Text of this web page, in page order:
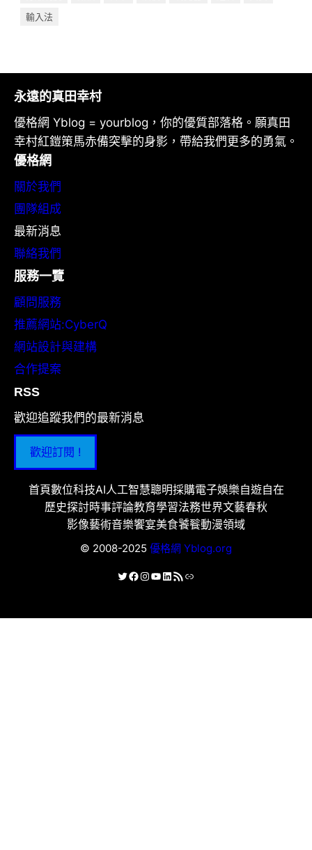
輸入法
永遠的真田幸村
優格網 Yblog = yourblog，你的優質部落格。願真田
幸村紅鎧策馬赤備突擊的身影，帶給我們更多的勇氣。
優格網
關於我們
團隊組成
最新消息
聯絡我們
服務一覽
顧問服務
推薦網站:CyberQ
網站設計與建構
合作提案
RSS
歡迎追蹤我們的最新消息
歡迎訂閱 !
首頁數位科技AI人工智慧聰明採購電子娛樂自遊自在
歷史探討時事評論教育學習法務世界文藝春秋
影像藝術音樂饗宴美食饕餮動漫領域
© 2008-2025 優格網 Yblog.org
X Facebook
Instagram
YouTube
LinkedIn
RSS 資訊提供連結